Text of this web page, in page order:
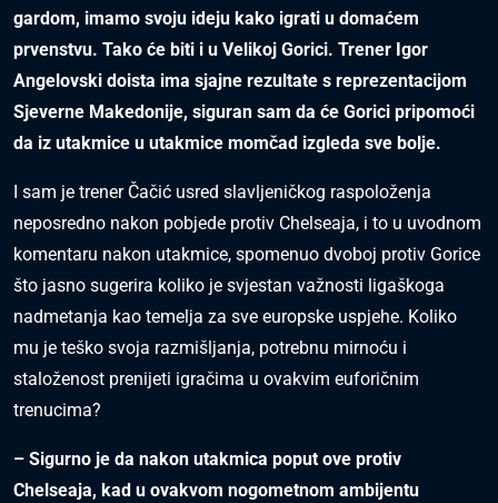
gardom, imamo svoju ideju kako igrati u domaćem
prvenstvu. Tako će biti i u Velikoj Gorici. Trener Igor
Angelovski doista ima sjajne rezultate s reprezentacijom
Sjeverne Makedonije, siguran sam da će Gorici pripomoći
da iz utakmice u utakmice momčad izgleda sve bolje.
I sam je trener Čačić usred slavljeničkog raspoloženja
neposredno nakon pobjede protiv Chelseaja, i to u uvodnom
komentaru nakon utakmice, spomenuo dvoboj protiv Gorice
što jasno sugerira koliko je svjestan važnosti ligaškoga
nadmetanja kao temelja za sve europske uspjehe. Koliko
mu je teško svoja razmišljanja, potrebnu mirnoću i
staloženost prenijeti igračima u ovakvim euforičnim
trenucima?
– Sigurno je da nakon utakmica poput ove protiv
Chelseaja, kad u ovakvom nogometnom ambijentu